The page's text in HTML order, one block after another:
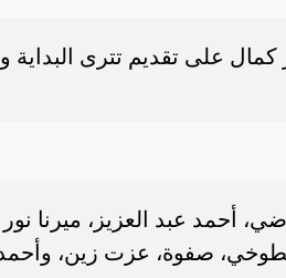
على تقديم تترى البداية
عبد العزيز، ميرنا نور
صفوة، عزت زين،